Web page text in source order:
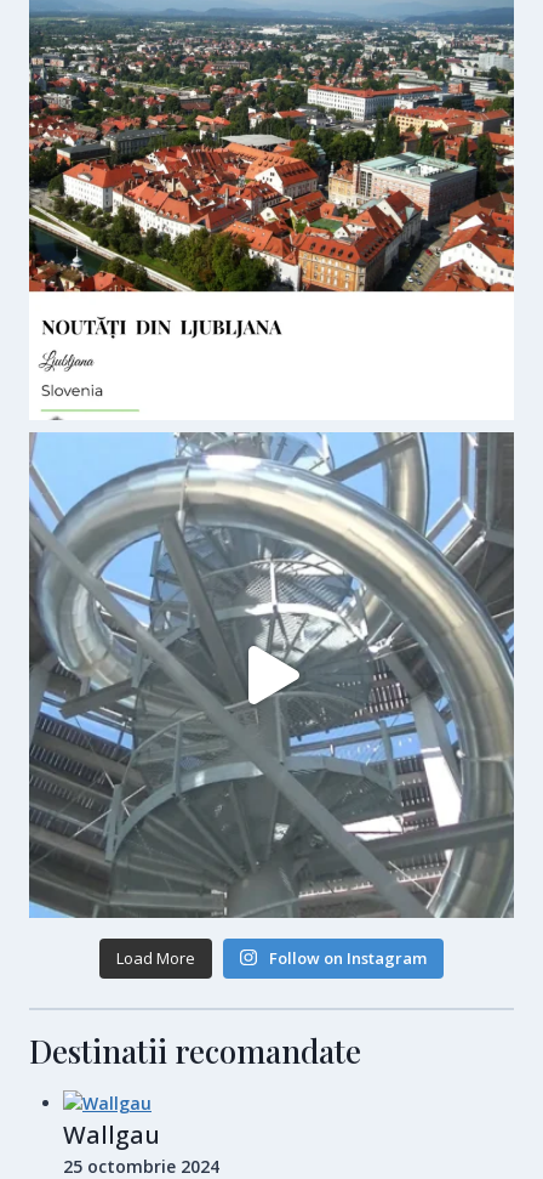
Load More Follow on Instagram
Destinatii recomandate
Wallgau
25 octombrie 2024